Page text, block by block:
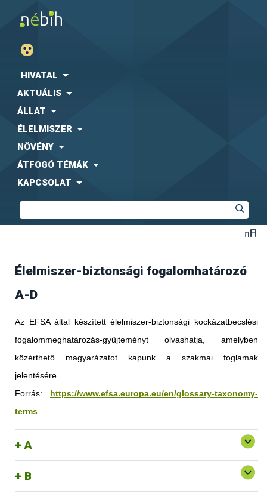
HIVATAL
AKTUÁLIS
ÁLLAT
ÉLELMISZER
NÖVÉNY
ÁTFOGÓ TÉMÁK
KAPCSOLAT
Élelmiszer-biztonsági fogalomhatározó
A-D
Az EFSA által készített élelmiszer-biztonsági kockázatbecslési
fogalommeghatározás-gyűjteményt olvashatja, amelyben
közérthető magyarázatot kapunk a szakmai foglamak
jelentésére.
Forrás: https://www.efsa.europa.eu/en/glossary-taxonomy-
terms
A
B